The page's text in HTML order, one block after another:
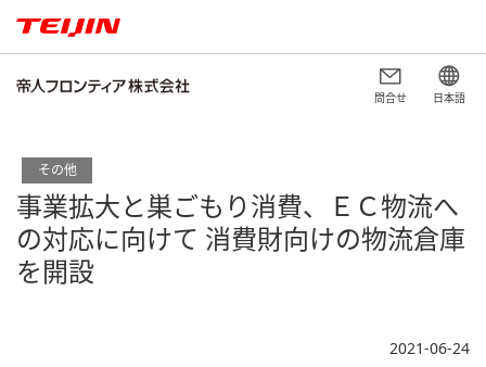
問合せ 日本語
その他
事業拡大と巣ごもり消費、ＥＣ物流へ
の対応に向けて 消費財向けの物流倉庫
を開設
2021-06-24